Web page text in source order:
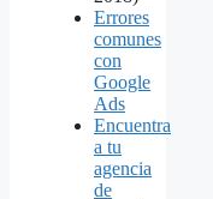
Errores
comunes
con
Google
Ads
Encuentra
a tu
agencia
de